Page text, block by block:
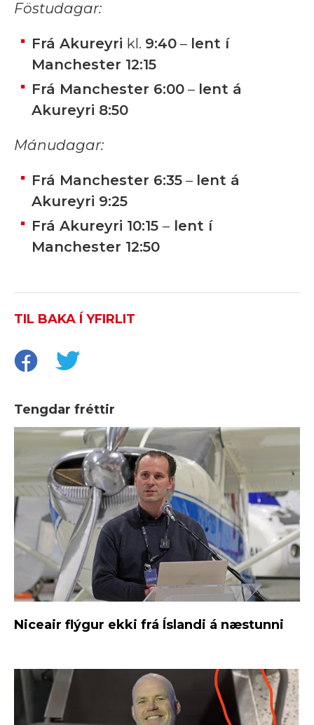
Föstudagar:
Frá Akureyri kl. 9:40 – lent í
Manchester 12:15
Frá Manchester 6:00 – lent á
Akureyri 8:50
Mánudagar:
Frá Manchester 6:35 – lent á
Akureyri 9:25
Frá Akureyri 10:15 – lent í
Manchester 12:50
TIL BAKA Í YFIRLIT
Tengdar fréttir
Niceair flýgur ekki frá Íslandi á næstunni